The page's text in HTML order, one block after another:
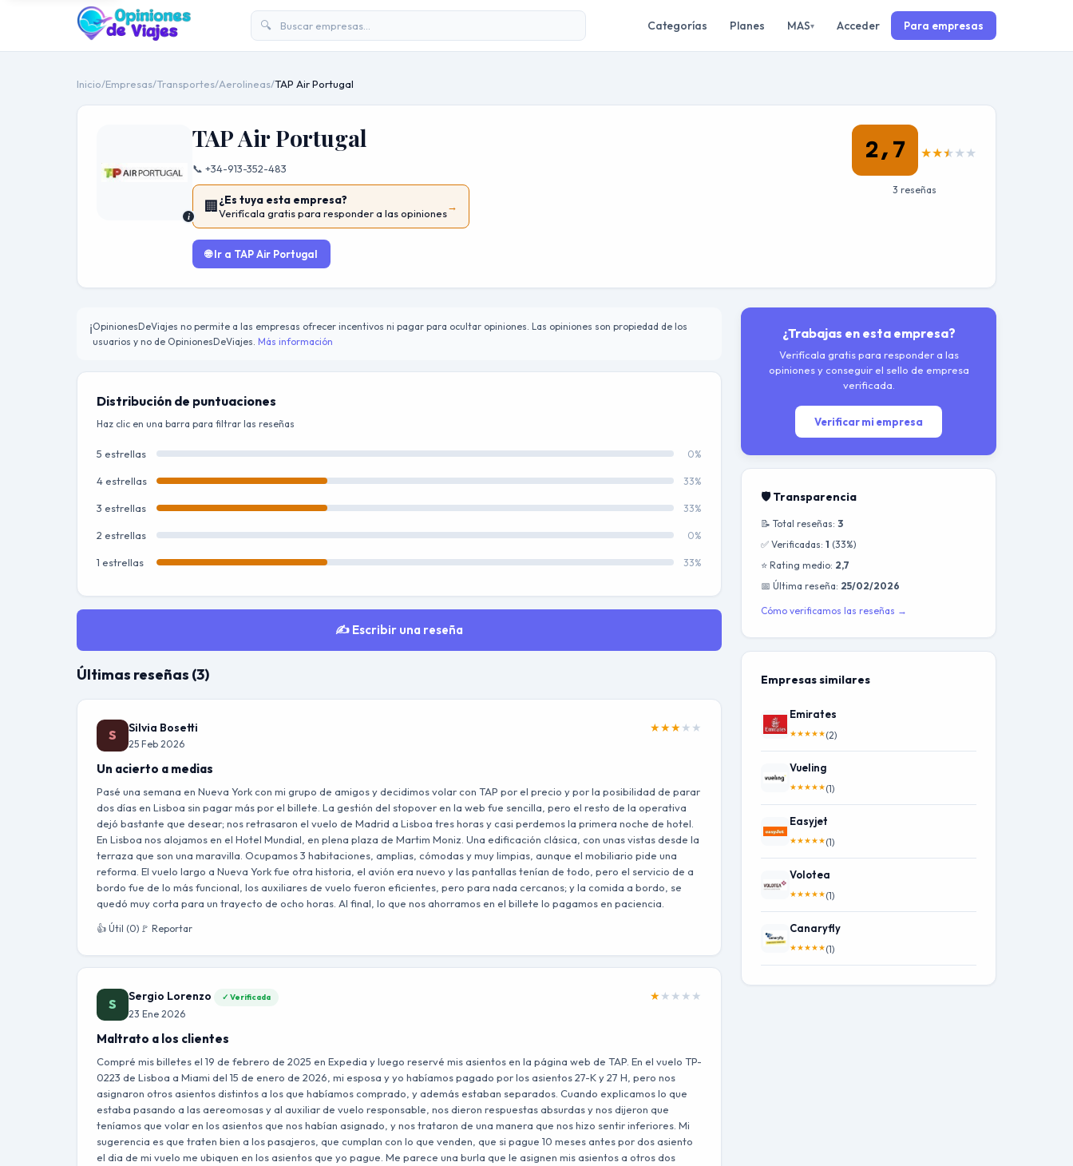
🔍 Categorías Planes MAS▾ Acceder Para empresas
Inicio/Empresas/Transportes/Aerolineas/TAP Air Portugal
i
TAP Air Portugal
📞 +34-913-352-483
🏢¿Es tuya esta empresa?
Verifícala gratis para responder a las opiniones
→
🌐 Ir a TAP Air Portugal
2,7 ★★★★★
3 reseñas
ℹ️OpinionesDeViajes no permite a las empresas ofrecer incentivos ni pagar para ocultar opiniones. Las opiniones son propiedad de los
usuarios y no de OpinionesDeViajes. Más información
Distribución de puntuaciones
Haz clic en una barra para filtrar las reseñas
5 estrellas 0%
4 estrellas 33%
3 estrellas 33%
2 estrellas 0%
1 estrellas 33%
✍️ Escribir una reseña
Últimas reseñas (3)
S Silvia Bosetti
25 Feb 2026
★★★★ ★
Un acierto a medias
Pasé una semana en Nueva York con mi grupo de amigos y decidimos volar con TAP por el precio y por la posibilidad de parar
dos días en Lisboa sin pagar más por el billete. La gestión del stopover en la web fue sencilla, pero el resto de la operativa
dejó bastante que desear; nos retrasaron el vuelo de Madrid a Lisboa tres horas y casi perdemos la primera noche de hotel.
En Lisboa nos alojamos en el Hotel Mundial, en plena plaza de Martim Moniz. Una edificación clásica, con unas vistas desde la
terraza que son una maravilla. Ocupamos 3 habitaciones, amplias, cómodas y muy limpias, aunque el mobiliario pide una
reforma. El vuelo largo a Nueva York fue otra historia, el avión era nuevo y las pantallas tenían de todo, pero el servicio de a
bordo fue de lo más funcional, los auxiliares de vuelo fueron eficientes, pero para nada cercanos; y la comida a bordo, se
quedó muy corta para un trayecto de ocho horas. Al final, lo que nos ahorramos en el billete lo pagamos en paciencia.
👍 Útil (0) 🚩 Reportar
S Sergio Lorenzo ✓ Verificada
23 Ene 2026
★★ ★ ★ ★
Maltrato a los clientes
Compré mis billetes el 19 de febrero de 2025 en Expedia y luego reservé mis asientos en la página web de TAP. En el vuelo TP-
0223 de Lisboa a Miami del 15 de enero de 2026, mi esposa y yo habíamos pagado por los asientos 27-K y 27 H, pero nos
asignaron otros asientos distintos a los que habíamos comprado, y además estaban separados. Cuando explicamos lo que
estaba pasando a las aereomosas y al auxiliar de vuelo responsable, nos dieron respuestas absurdas y nos dijeron que
teníamos que volar en los asientos que nos habían asignado, y nos trataron de una manera que nos hizo sentir inferiores. Mi
sugerencia es que traten bien a los pasajeros, que cumplan con lo que venden, que si pague 10 meses antes por dos asiento
el dia de mi vuelo me ubiquen en los asientos que yo pague. Me parece una burla que le asignen mis asientos a otros dos
¿Trabajas en esta empresa?
Verifícala gratis para responder a las
opiniones y conseguir el sello de empresa
verificada.
Verificar mi empresa
🛡️ Transparencia
📝 Total reseñas: 3
✅ Verificadas: 1 (33%)
⭐ Rating medio: 2,7
📅 Última reseña: 25/02/2026
Cómo verificamos las reseñas →
Empresas similares
Emirates
★★★★★(2)
Vueling
★★★★★(1)
Easyjet
★★★★★(1)
Volotea
★★★★★(1)
Canaryfly
★★★★★(1)